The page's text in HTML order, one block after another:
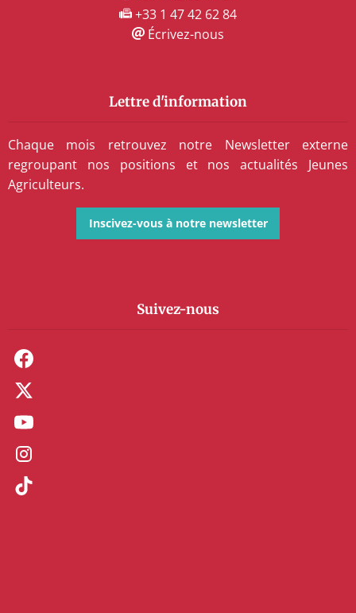
+33 1 47 42 62 84
Écrivez-nous
Lettre d'information
Chaque mois retrouvez notre Newsletter externe
regroupant nos positions et nos actualités Jeunes
Agriculteurs.
Inscivez-vous à notre newsletter
Suivez-nous